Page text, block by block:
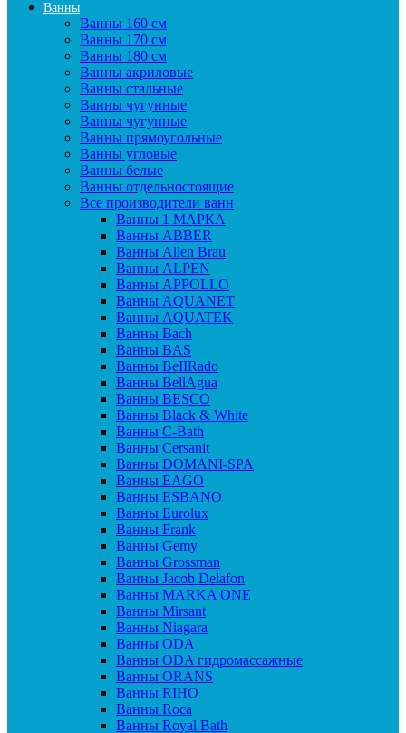
Ванны
Ванны 160 см
Ванны 170 см
Ванны 180 см
Ванны акриловые
Ванны стальные
Ванны чугунные
Ванны чугунные
Ванны прямоугольные
Ванны угловые
Ванны белые
Ванны отдельностоящие
Все производители ванн
Ванны 1 МАРКА
Ванны ABBER
Ванны Allen Brau
Ванны ALPEN
Ванны APPOLLO
Ванны AQUANET
Ванны AQUATEK
Ванны Bach
Ванны BAS
Ванны BeIIRado
Ванны BellAgua
Ванны BESCO
Ванны Black & White
Ванны C-Bath
Ванны Cersanit
Ванны DOMANI-SPA
Ванны EAGO
Ванны ESBANO
Ванны Eurolux
Ванны Frank
Ванны Gemy
Ванны Grossman
Ванны Jacob Delafon
Ванны MARKA ONE
Ванны Mirsant
Ванны Niagara
Ванны ODA
Ванны ODA гидромассажные
Ванны ORANS
Ванны RIHO
Ванны Roca
Ванны Royal Bath